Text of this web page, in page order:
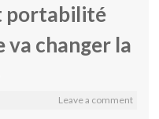
portabilité
va changer la
Leave a comment